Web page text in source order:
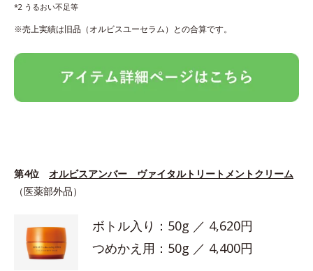
*2 うるおい不足等
※売上実績は旧品（オルビスユーセラム）との合算です。
第4位
オルビスアンバー ヴァイタルトリートメントクリーム
（医薬部外品）
ボトル入り：50g ／ 4,620円
つめかえ用：50g ／ 4,400円